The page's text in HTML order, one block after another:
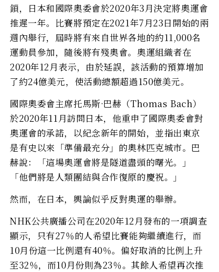
鎖，日本和國際奧委會於2020年3月決定將奧運會
推遲一年。比賽將預定在2021年7月23日開始的兩
週內舉行，屆時將有來自世界各地的約11,000名
運動員參加，隨後將有殘奧會。奧運組織者在
2020年12月表示，由於延誤，該活動的預算增加
了約24億美元，使活動總額超過150億美元。
國際奧委會主席托馬斯·巴赫（Thomas Bach）
於2020年11月訪問日本，他重申了國際奧委會對
奧運會的承諾，以紀念新年的開始，並指出東京
是有史以來「準備最充分」的奧林匹克城市。巴
赫說：「這場奧運會將是隧道盡頭的曙光。」
「他們將是人類團結與合作復原的慶祝。」
然而，在日本，輿論似乎反對奧運的舉辦。
NHK公共廣播公司在2020年12月發布的一項調查
顯示，只有27％的人希望比賽能夠繼續進行，而
10月份這一比例還有40％。偏好取消的比例上升
至32％，而10月份則為23％。其餘人希望再次推